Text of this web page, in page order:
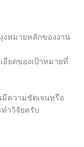
งหมายหลักของงาน
อียดของเป้าหมายที่
ความชัดเจนหรือ
ทำวิจัยครับ